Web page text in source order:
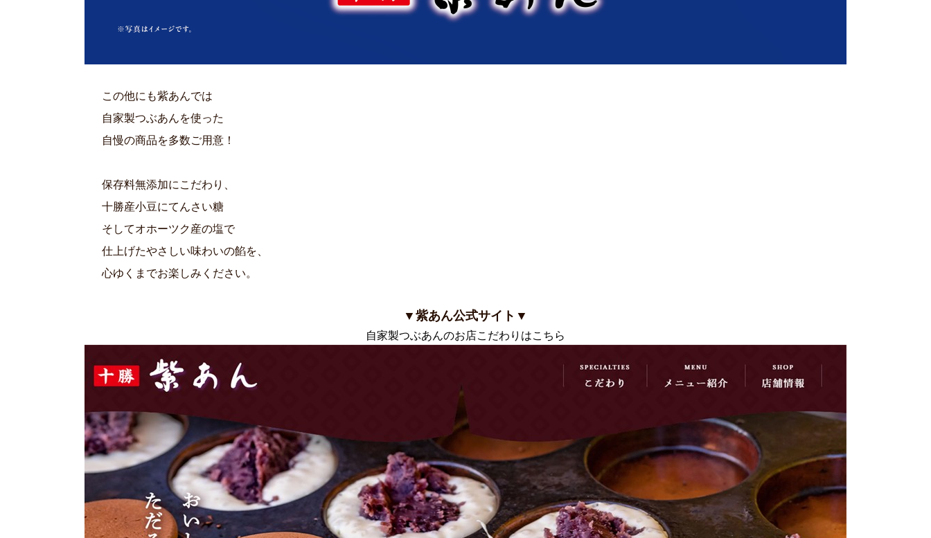
この他にも紫あんでは
自家製つぶあんを使った
自慢の商品を多数ご用意！
保存料無添加にこだわり、
十勝産小豆にてんさい糖
そしてオホーツク産の塩で
仕上げたやさしい味わいの餡を、
心ゆくまでお楽しみください。
▼紫あん公式サイト▼
自家製つぶあんのお店こだわりはこちら